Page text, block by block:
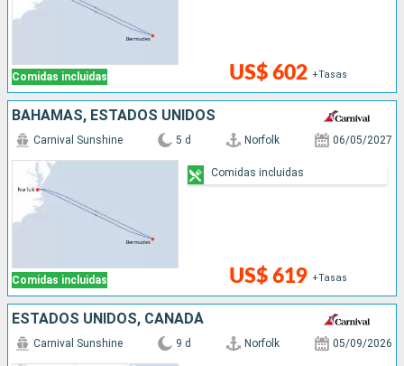
Comidas incluidas US$ 602 +Tasas
BAHAMAS, ESTADOS UNIDOS
Comidas incluidas
Carnival Sunshine 5 d Norfolk 06/05/2027
US$ 619 +Tasas
Comidas incluidas
ESTADOS UNIDOS, CANADÁ
Carnival Sunshine 9 d Norfolk 05/09/2026